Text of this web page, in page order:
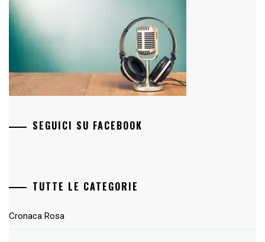
SEGUICI SU FACEBOOK
TUTTE LE CATEGORIE
Cronaca Rosa